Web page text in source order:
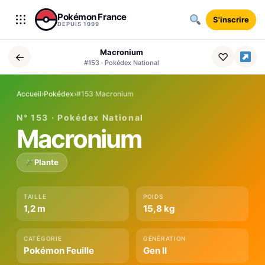
Aller au contenu
Pokémon France
DEPUIS 1999 S'inscrire
← Macronium
#153 · Pokédex National ♡
Accueil›Pokédex›#153 Macronium
N° 153 · Pokédex National
Macronium
Plante
TAILLE
1,2 m
POIDS
15,8 kg
CATÉGORIE
Pokémon Feuille
GÉNÉRATION
Gen II